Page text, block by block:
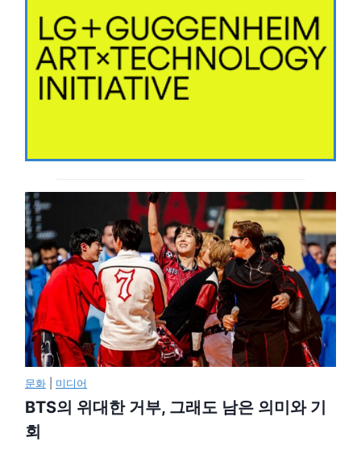
문화 미디어
BTS의 위대한 거부, 그래도 남은 의미와 기
회